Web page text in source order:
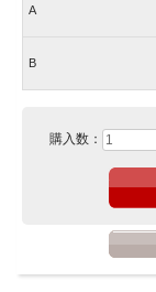
A
B
購入数：